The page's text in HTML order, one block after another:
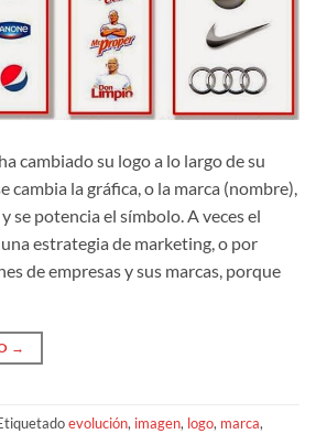
cambiado su logo a lo largo de su
cambia la gráfica, o la marca (nombre),
se potencia el símbolo. A veces el
estrategia de marketing, o por
de empresas y sus marcas, porque
→
evolución, imagen, logo, marca,